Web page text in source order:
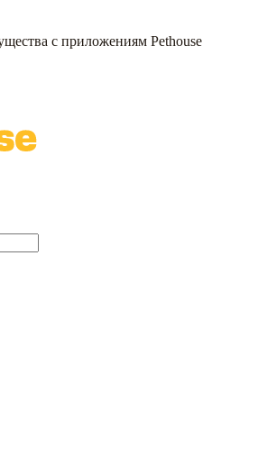
с приложениям Pethouse